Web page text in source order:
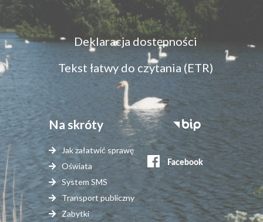
Menu
dostępność
Deklaracja dostępności
Tekst łatwy do czytania (ETR)
Na skróty
Jak załatwić sprawę
Oświata
System SMS
Transport publiczny
Zabytki
Stopka
serwisy
zewnętrzne